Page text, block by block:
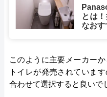
とは
なおす
このように主要メーカー
トイレが発売されていま
合わせて選択すると良いで